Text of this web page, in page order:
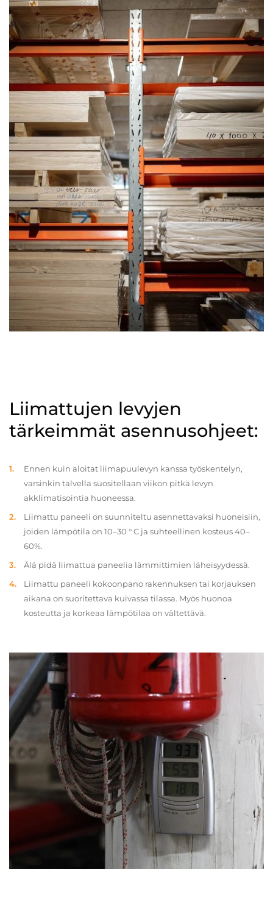
Liimattujen levyjen
tärkeimmät asennusohjeet:
Ennen kuin aloitat liimapuulevyn kanssa työskentelyn,
varsinkin talvella suositellaan viikon pitkä levyn
akklimatisointia huoneessa.
Liimattu paneeli on suunniteltu asennettavaksi huoneisiin,
joiden lämpötila on 10–30 ° C ja suhteellinen kosteus 40–
60%.
Älä pidä liimattua paneelia lämmittimien läheisyydessä.
Liimattu paneeli kokoonpano rakennuksen tai korjauksen
aikana on suoritettava kuivassa tilassa. Myös huonoa
kosteutta ja korkeaa lämpötilaa on vältettävä.